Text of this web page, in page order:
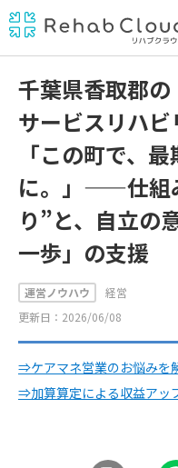
千葉県香取郡
サービスリハビ
「この町で、
に。」——仕組
り”と、自立の
一歩」の支援
運営ノウハウ
経営
更新日：2026/06/08
⇒ケアマネ営業のお悩みを
⇒加算算定による収益アッ